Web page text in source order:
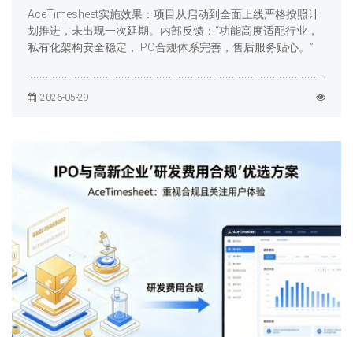
AceTimesheet实施效果：项目从启动到全面上线严格按照计
划推进，未出现一次延期。内部反馈：“功能高度适配行业，
私有化架构安全稳定，IPO合规体系完善，售后服务贴心。”
2026-05-29